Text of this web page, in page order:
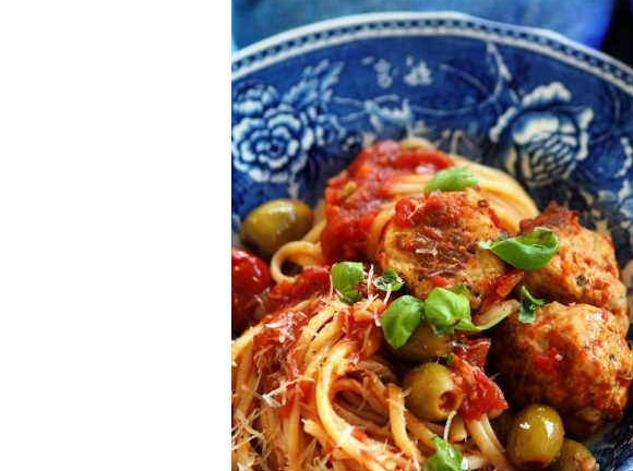
Salaatit
Sienet
Suolaiset leivonnaiset